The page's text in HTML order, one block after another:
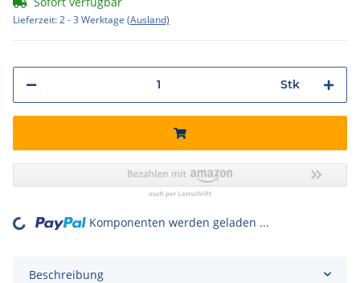
Lieferzeit:2 - 3 Werktage (Ausland)
Stk
Loading... Komponenten werden geladen ...
Beschreibung